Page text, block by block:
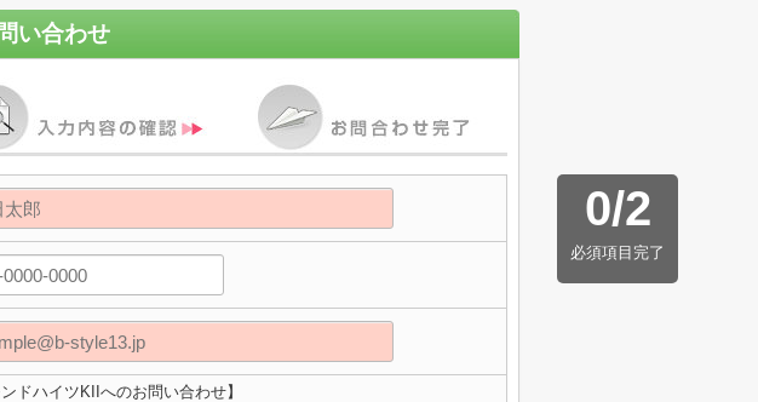
い合わせ
0/2
必須項目完了
ンドハイツKIIへのお問い合わせ】